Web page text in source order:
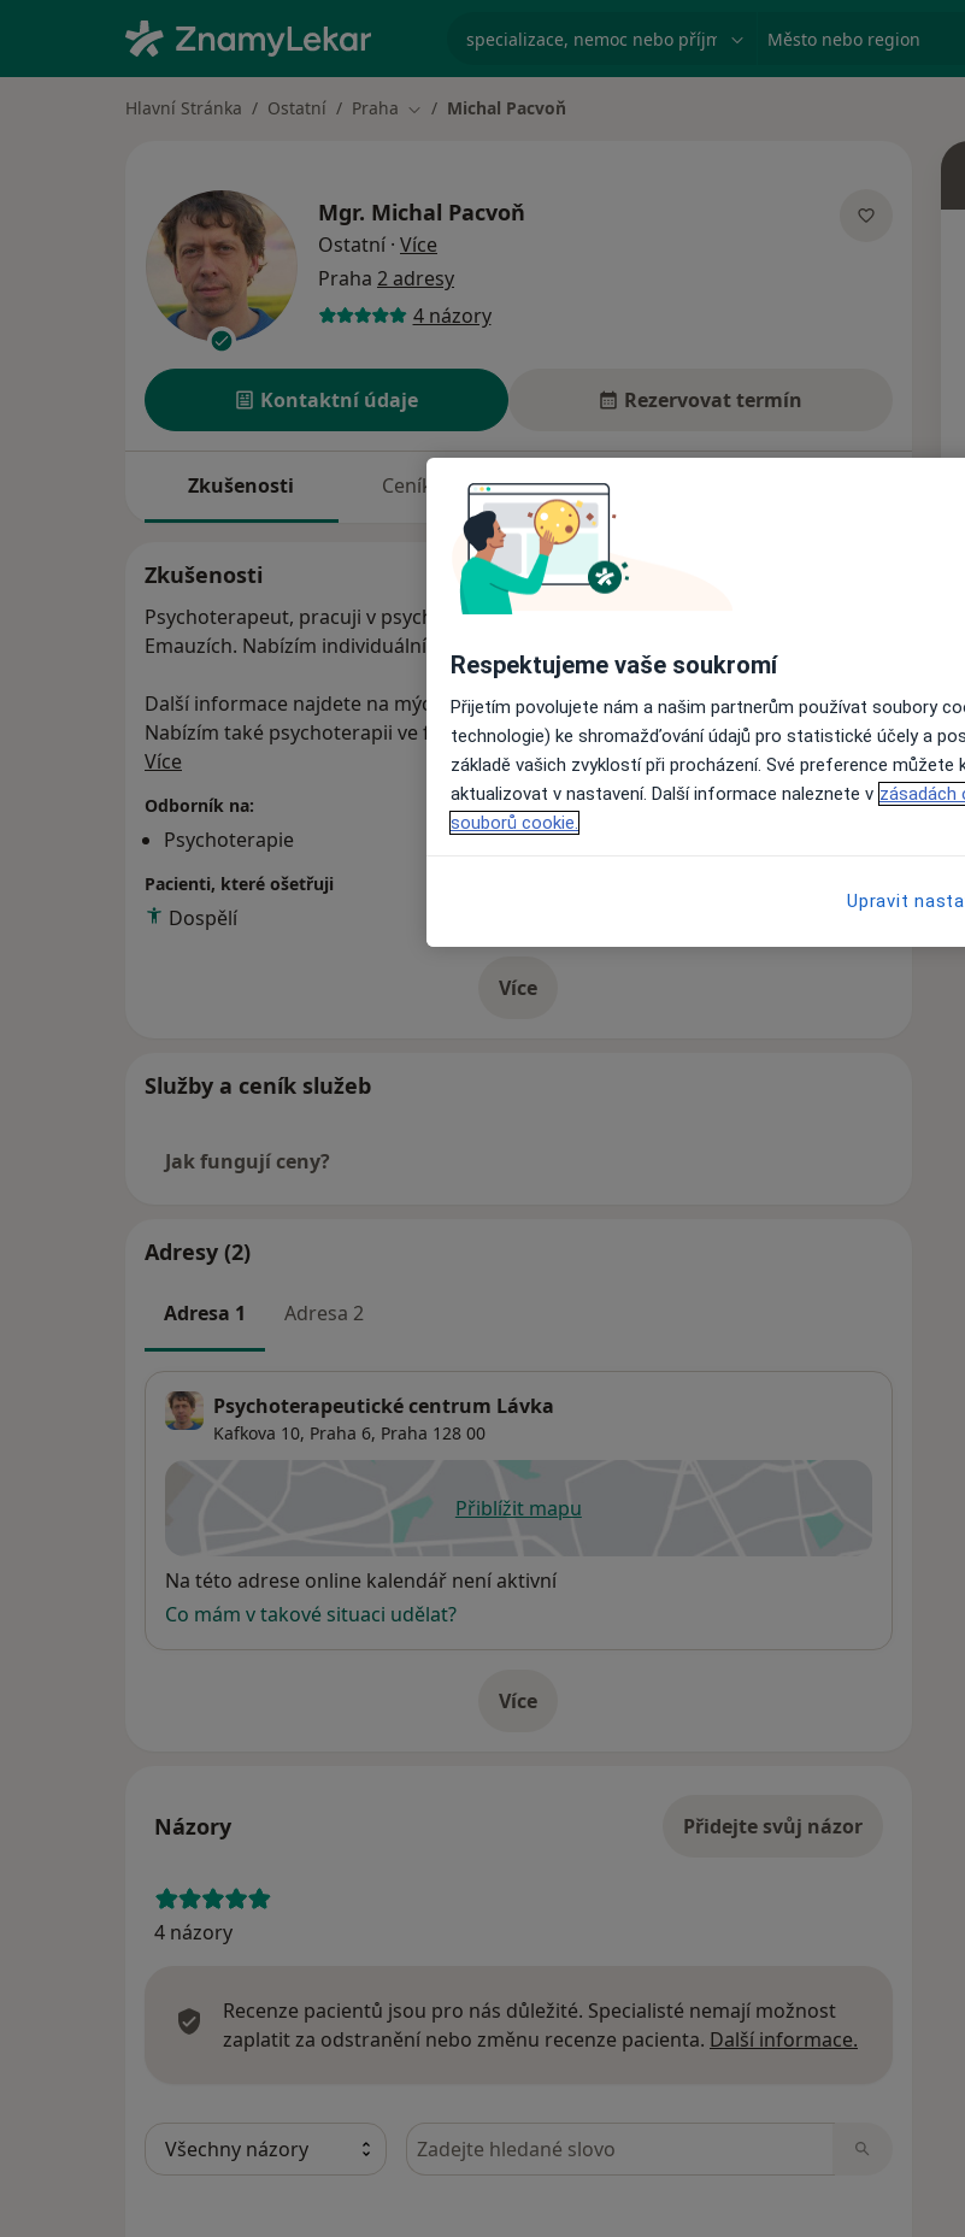
specializace, nemoc nebo příjmení Město nebo region
Hlavní Stránka Ostatní Praha Změna města
Michal Pacvoň
Mgr. Michal Pacvoň
Ostatní · Více
Praha 2 adresy
4 názory
Kontaktní údaje Rezervovat termín
Zkušenosti Ceník Adresy
Zkušenosti
Psychoterapeut, pracuji v psychoterapeutickém centru Lávka a ve své praxi v
Emauzích. Nabízím individuální dlouhodobou i krátkodobou psychoterapii.
Další informace najdete na mých webových stránkách www.individuace.cz.
Nabízím také psychoterapii ve francouzštině.
Více
Odborník na:
Psychoterapie
Pacienti, které ošetřuji
Dospělí
Víceo zkušenostech
Služby a ceník služeb
Jak fungují ceny?
Adresy (2)
Adresa 1 Adresa 2
Psychoterapeutické centrum Lávka
Kafkova 10, Praha 6, Praha 128 00
Přiblížit mapuse otevře v nové záložce
Dostupnost
Na této adrese online kalendář není aktivní
Co mám v takové situaci udělat?
Víceo adrese
Názory Přidejte svůj názor
4 názory
Recenze pacientů jsou pro nás důležité. Specialisté nemají možnost
zaplatit za odstranění nebo změnu recenze pacienta. Další informace.
Hledejte v názorech
Respektujeme vaše soukromí
Přijetím povolujete nám a našim partnerům používat soubory
technologie) ke shromažďování údajů pro statistické účely a
základě vašich zvyklostí při procházení. Své preference můžete
aktualizovat v nastavení. Další informace naleznete v zásadách
souborů cookie.
Upravit